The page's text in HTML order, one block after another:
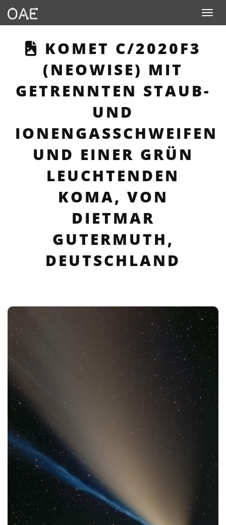
Toggle
THIS PAGE
KOMET C/2020F3
(NEOWISE) MIT
GETRENNTEN STAUB-
UND
IONENGASSCHWEIFEN
UND EINER GRÜN
LEUCHTENDEN
KOMA, VON
DIETMAR
GUTERMUTH,
DEUTSCHLAND